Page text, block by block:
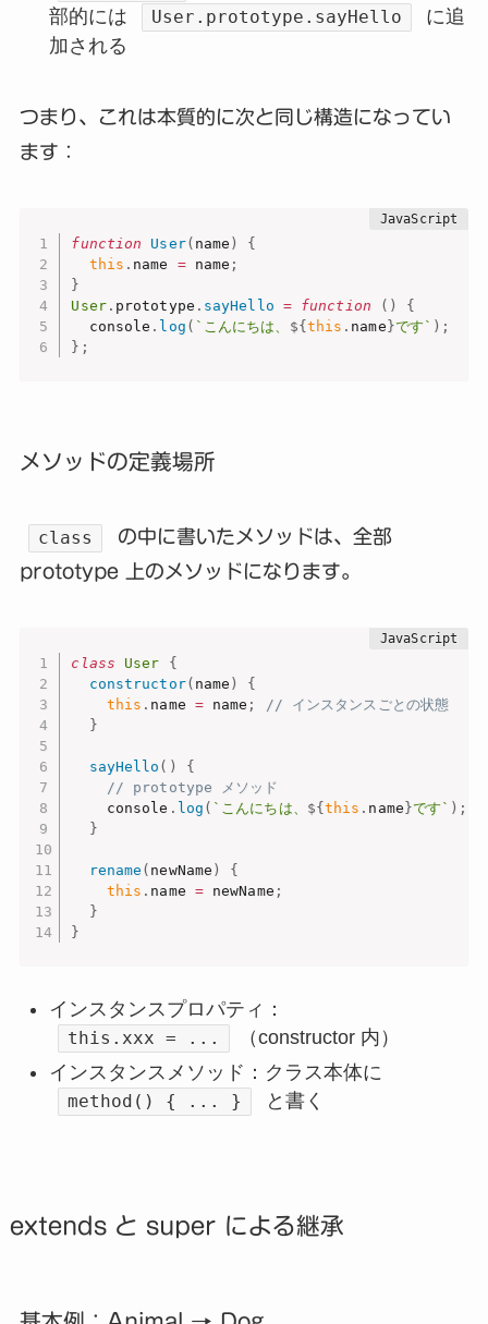
部的には
User.prototype.sayHello
に追
加される
つまり、これは本質的に次と同じ構造になってい
ます：
function User( name )
{
this . name = name ;
}
User. prototype . sayHello = function ( )
{
  console
. log ( `こんにちは、 ${this . name}です` ) ;
} ;
メソッドの定義場所
class
の中に書いたメソッドは、全部
prototype 上のメソッドになります。
class User
{
constructor( name )
{
this . name = name ;
// インスタンスごとの状態
}
sayHello ( )
{
// prototype メソッド
    console
. log ( `こんにちは、 ${this . name}です` ) ;
}
rename ( newName )
{
this . name = newName ;
}
}
インスタンスプロパティ：
this.xxx = ...
（constructor 内）
インスタンスメソッド：クラス本体に
method() { ... } と書く
extends と super による継承